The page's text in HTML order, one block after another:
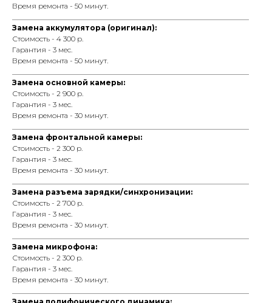
Время ремонта - 50 минут.
Замена аккумулятора (оригинал):
Стоимость - 4 300 р.
Гарантия - 3 мес.
Время ремонта - 50 минут.
Замена основной камеры:
Стоимость - 2 900 р.
Гарантия - 3 мес.
Время ремонта - 30 минут.
Замена фронтальной камеры:
Стоимость - 2 300 р.
Гарантия - 3 мес.
Время ремонта - 30 минут.
Замена разъема зарядки/синхронизации:
Стоимость - 2 700 р.
Гарантия - 3 мес.
Время ремонта - 30 минут.
Замена микрофона:
Стоимость - 2 300 р.
Гарантия - 3 мес.
Время ремонта - 30 минут.